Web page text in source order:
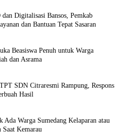
Digitalisasi Bansos, Pemkab
dan Bantuan Tepat Sasaran
Beasiswa Penuh untuk Warga
dan Asrama
SDN Citraresmi Rampung, Respons
Hasil
Warga Sumedang Kelaparan atau
Kemarau